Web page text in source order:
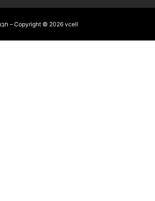
Copyright © 2026 vcell – חברה למחקר וייעוץ אסטרטגי